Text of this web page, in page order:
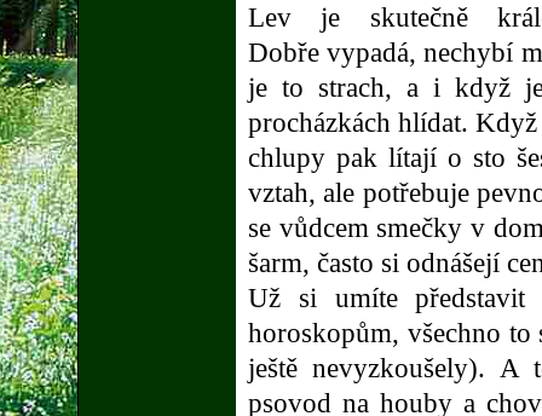
Lev je skutečně
Dobře vypadá, nechybí
je to strach, a i když
procházkách hlídat.
chlupy pak lítají o sto
vztah, ale potřebuje
se vůdcem smečky v
šarm, často si odnášejí
Už si umíte
horoskopům, všechno
ještě nevyzkoušely).
psovod na houby a